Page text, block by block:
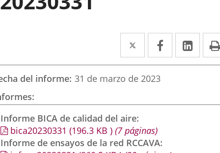
Twitter
Enlace
a
una
externa.
Facebook
Enlace
a
externa.
a
del informe 31 de marzo de 2023
Informe BICA de calidad del aire
bica20230331 (196.3 KB ) (7 páginas)
Informe de ensayos de la red RCCAVA